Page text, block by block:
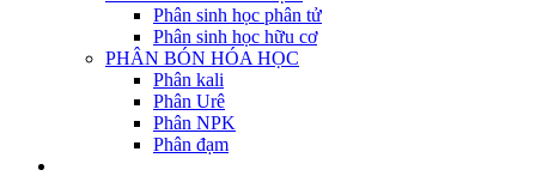
Phân sinh học phân tử
Phân sinh học hữu cơ
PHÂN BÓN HÓA HỌC
Phân kali
Phân Urê
Phân NPK
Phân đạm